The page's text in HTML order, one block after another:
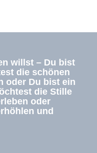
willst – Du bist
die schönen
oder Du bist ein
die Stille
oder
und